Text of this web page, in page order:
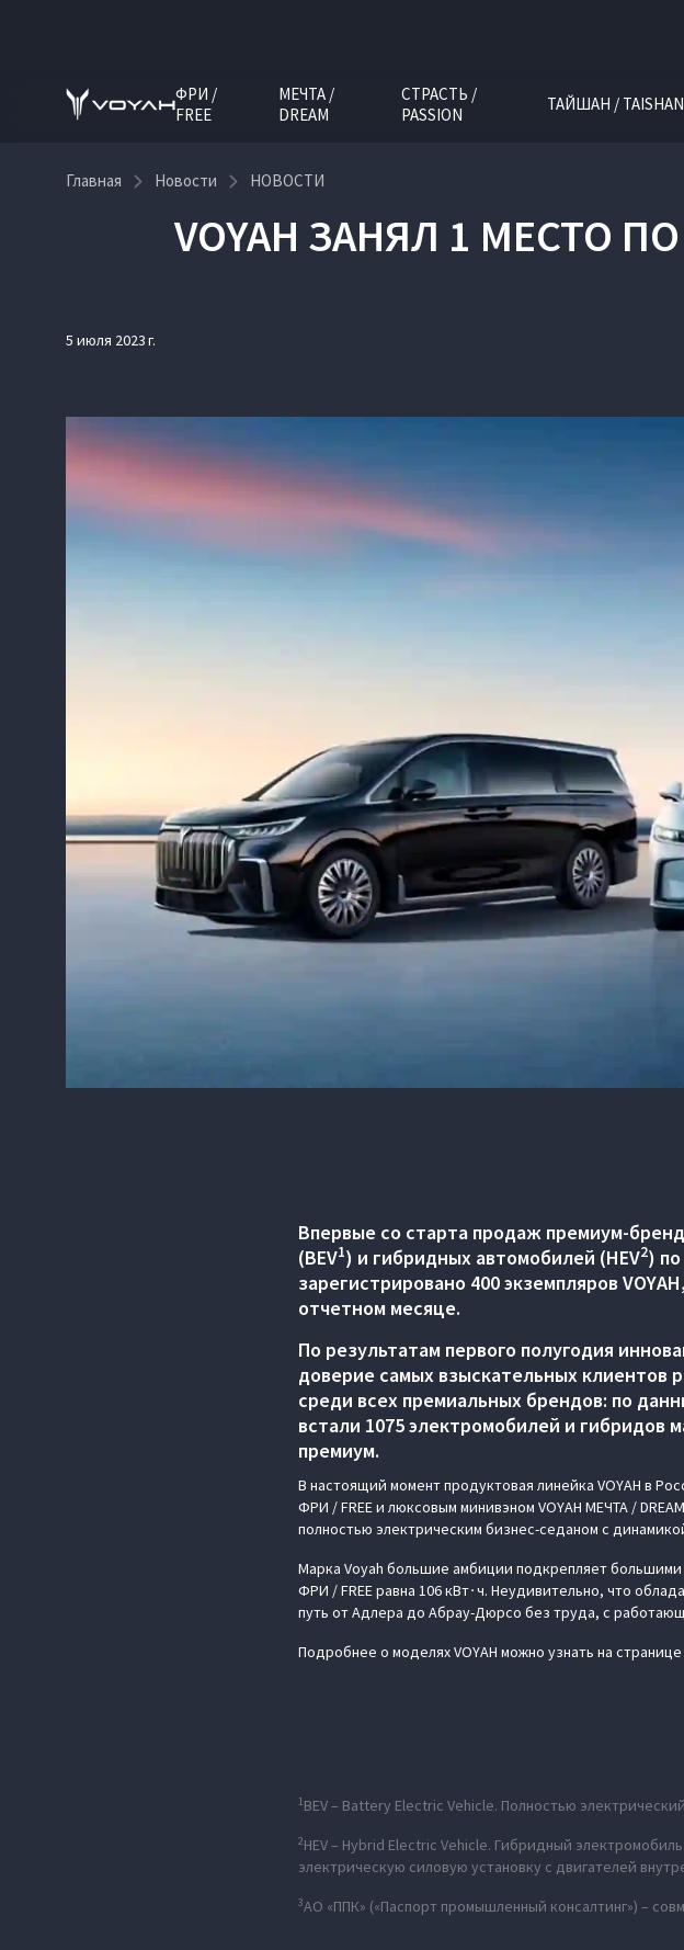
ФРИ /
FREE
МЕЧТА /
DREAM
СТРАСТЬ /
PASSION
ТАЙШАН / TAISHAN
Главная Новости НОВОСТИ
VOYAH ЗАНЯЛ 1 МЕСТО
5 июля 2023 г.
Впервые со старта продаж премиум-
(BEV1) и гибридных автомобилей (HEV2)
зарегистрировано 400 экземпляров
отчетном месяце.
По результатам первого полугодия
доверие самых взыскательных клиентов
среди всех премиальных брендов: по
встали 1075 электромобилей и гибридов
премиум.
В настоящий момент продуктовая линейка VOYAH в
ФРИ / FREE и люксовым минивэном VOYAH МЕЧТА /
полностью электрическим бизнес-седаном с
Марка Voyah большие амбиции подкрепляет большими
ФРИ / FREE равна 106 кВт∙ч. Неудивительно, что
путь от Адлера до Абрау-Дюрсо без труда, с
Подробнее о моделях VOYAH можно узнать на
1BEV – Battery Electric Vehicle. Полностью
2HEV – Hybrid Electric Vehicle. Гибридный
электрическую силовую установку с двигателей
3АО «ППК» («Паспорт промышленный консалтинг») –